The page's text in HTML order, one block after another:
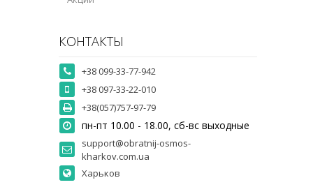
КОНТАКТЫ
+38 099-33-77-942
+38 097-33-22-010
+38(057)757-97-79
пн-пт 10.00 - 18.00, сб-вс выходные
support@obratnij-osmos-
kharkov.com.ua
Харьков